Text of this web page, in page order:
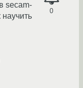
0
secam-